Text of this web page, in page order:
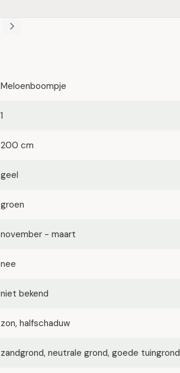
Meloenboompje
1
200 cm
geel
groen
november - maart
nee
niet bekend
zon, halfschaduw
zandgrond, neutrale grond, goede tuingrond